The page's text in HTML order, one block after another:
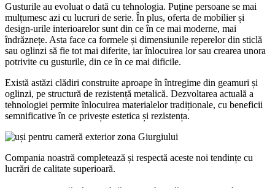
Gusturile au evoluat o dată cu tehnologia. Puține persoane se mai
mulțumesc azi cu lucruri de serie. În plus, oferta de mobilier și
design-urile interioarelor sunt din ce în ce mai moderne, mai
îndrăznețe. Asta face ca formele și dimensiunile reperelor din sticlă
sau oglinzi să fie tot mai diferite, iar înlocuirea lor sau crearea unora
potrivite cu gusturile, din ce în ce mai dificile.
Există astăzi clădiri construite aproape în întregime din geamuri și
oglinzi, pe structură de rezistență metalică. Dezvoltarea actuală a
tehnologiei permite înlocuirea materialelor tradiționale, cu beneficii
semnificative în ce privește estetica și rezistența.
Compania noastră completează și respectă aceste noi tendințe cu
lucrări de calitate superioară.